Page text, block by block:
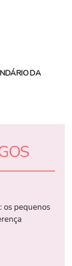
DA
os pequenos